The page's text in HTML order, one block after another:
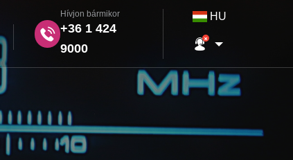
Hívjon bármikor
+36 1 424
9000
HU